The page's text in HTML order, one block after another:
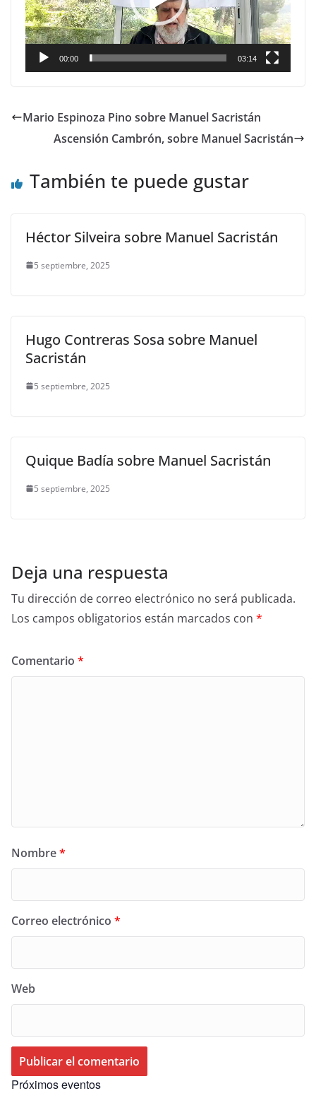
00:00 03:14
Mario Espinoza Pino sobre Manuel Sacristán
Ascensión Cambrón, sobre Manuel Sacristán
También te puede gustar
Héctor Silveira sobre Manuel Sacristán
5 septiembre, 2025
Hugo Contreras Sosa sobre Manuel
Sacristán
5 septiembre, 2025
Quique Badía sobre Manuel Sacristán
5 septiembre, 2025
Deja una respuesta
Tu dirección de correo electrónico no será publicada.
Los campos obligatorios están marcados con *
Comentario *
Nombre*
Correo electrónico *
Web
Próximos eventos